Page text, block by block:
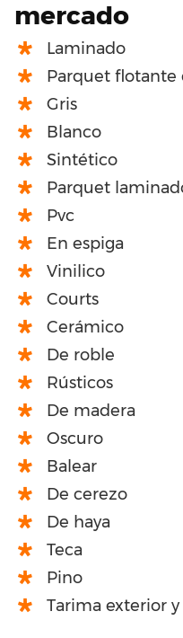
mercado
Laminado
Parquet flotante
Gris
Blanco
Sintético
Parquet
Pvc
En espiga
Vinilico
Courts
Cerámico
De roble
Rústicos
De madera
Oscuro
Balear
De cerezo
De haya
Teca
Pino
Tarima exterior